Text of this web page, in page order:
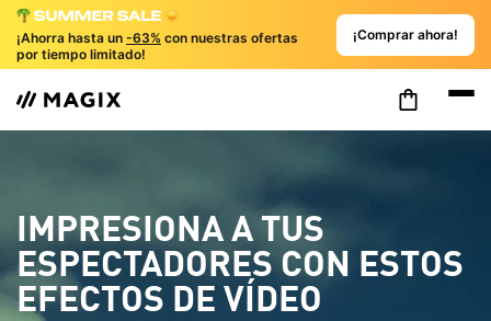
¡Ahorra hasta un -63% con nuestras ofertas
por tiempo limitado!
¡Comprar ahora!
IMPRESIONA A TUS
ESPECTADORES CON ESTOS
EFECTOS DE VÍDEO